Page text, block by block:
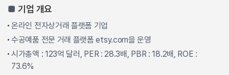
■기업 개요
온라인 전자상거래 플랫폼 기업
수공예품 전문 거래 플랫폼 etsy.com을 운영
시가총액 : 123억 달러, PER : 28.3배, PBR : 18.2배, ROE :
73.6%